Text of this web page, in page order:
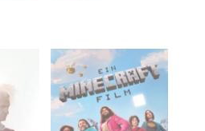
Di. 19.05.2026
19:30